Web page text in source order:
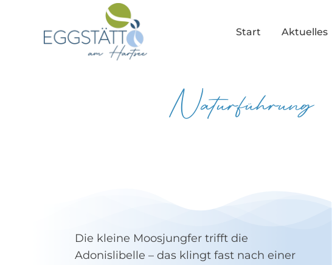
springen
Start Aktuelles
Die kleine Moosjungfer trifft die
Adonislibelle – das klingt fast nach einer